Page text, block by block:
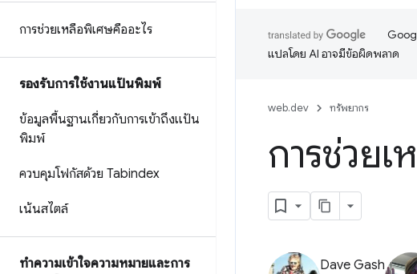
การช่วยเหลือพิเศษคืออะไร
รองรับการใช้งานแป้นพิมพ์
ข้อมูลพื้นฐานเกี่ยวกับการเข้าถึงแป้น
พิมพ์
ควบคุมโฟกัสด้วย Tabindex
เน้นสไตล์
ทำความเข้าใจความหมายและการ
แปลโดย AI อาจมีข้อผิดพลาด
web.dev ทรัพยากร
การช่วย
Dave Gash